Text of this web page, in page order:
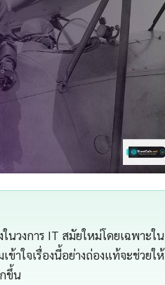
วงการ IT สมัยใหม่โดยเฉพาะใน
าใจเรื่องนี้อย่างถ่องแท้จะช่วยให้
ขึ้น